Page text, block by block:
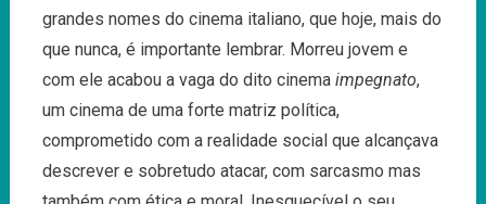
grandes nomes do cinema italiano, que hoje, mais do
que nunca, é importante lembrar. Morreu jovem e
com ele acabou a vaga do dito cinema impegnato,
um cinema de uma forte matriz política,
comprometido com a realidade social que alcançava
descrever e sobretudo atacar, com sarcasmo mas